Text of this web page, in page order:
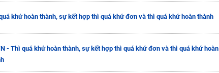
khứ hoàn thành, sự kết hợp thì quá khứ đơn và thì quá khứ hoàn thành
- Thì quá khứ hoàn thành, sự kết hợp thì quá khứ đơn và thì quá khứ hoàn